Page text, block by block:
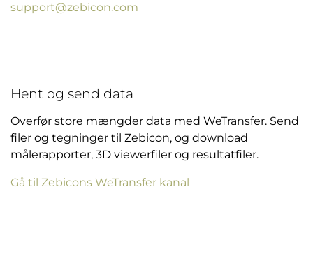
support@zebicon.com
Hent og send data
Overfør store mængder data med WeTransfer. Send
filer og tegninger til Zebicon, og download
målerapporter, 3D viewerfiler og resultatfiler.
Gå til Zebicons WeTransfer kanal